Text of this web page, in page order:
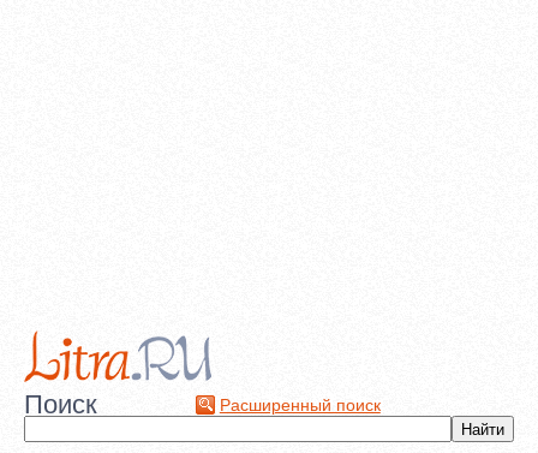
Поиск Расширенный поиск